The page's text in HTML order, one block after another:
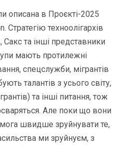
описана в Проєкті-2025
Стратегію техноолігархів
та інші представники
мають протилежні
спецслужби, мігрантів
талантів з усього світу,
та інші питання, тож
Але поки що вони
швидше зруйнувати те,
ми зруйнуєм, з